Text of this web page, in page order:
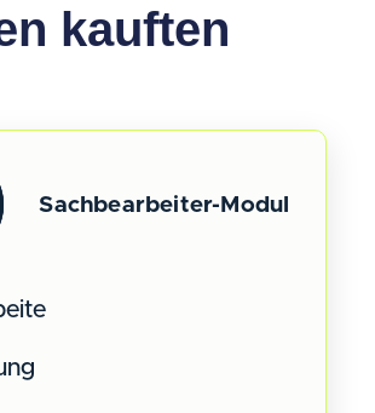
kauften
Sachbearbeiter-Modul